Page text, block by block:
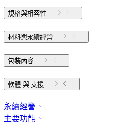
規格與相容性
材料與永續經營
包裝內容
軟體 與 支援
永續經營
主要功能